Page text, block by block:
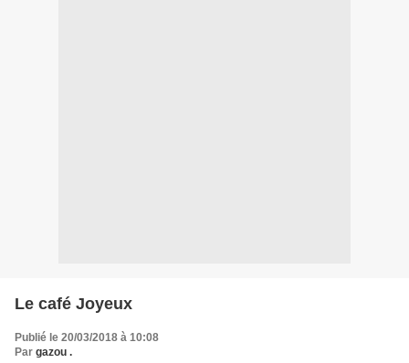
Le café Joyeux
Publié le 20/03/2018 à 10:08
Par gazou .